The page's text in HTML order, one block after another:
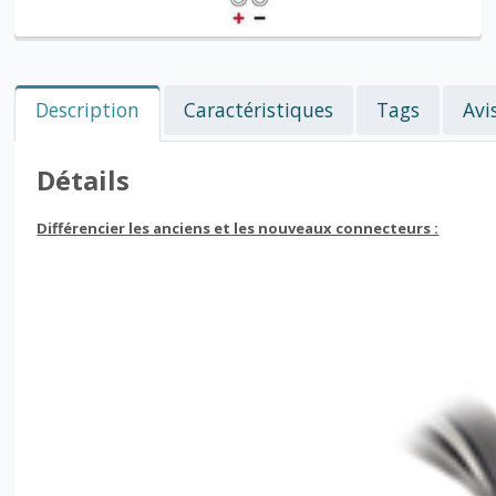
Description Caractéristiques Tags
Détails
Différencier les anciens et les nouveaux connecteurs :